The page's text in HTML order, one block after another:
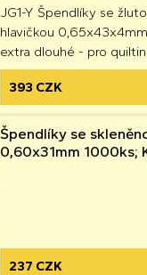
JG1-Y Špendlíky se
hlavičkou
extra dlouhé - pro
393 CZK
Špendlíky se
0,60x31mm 1000ks;
237 CZK